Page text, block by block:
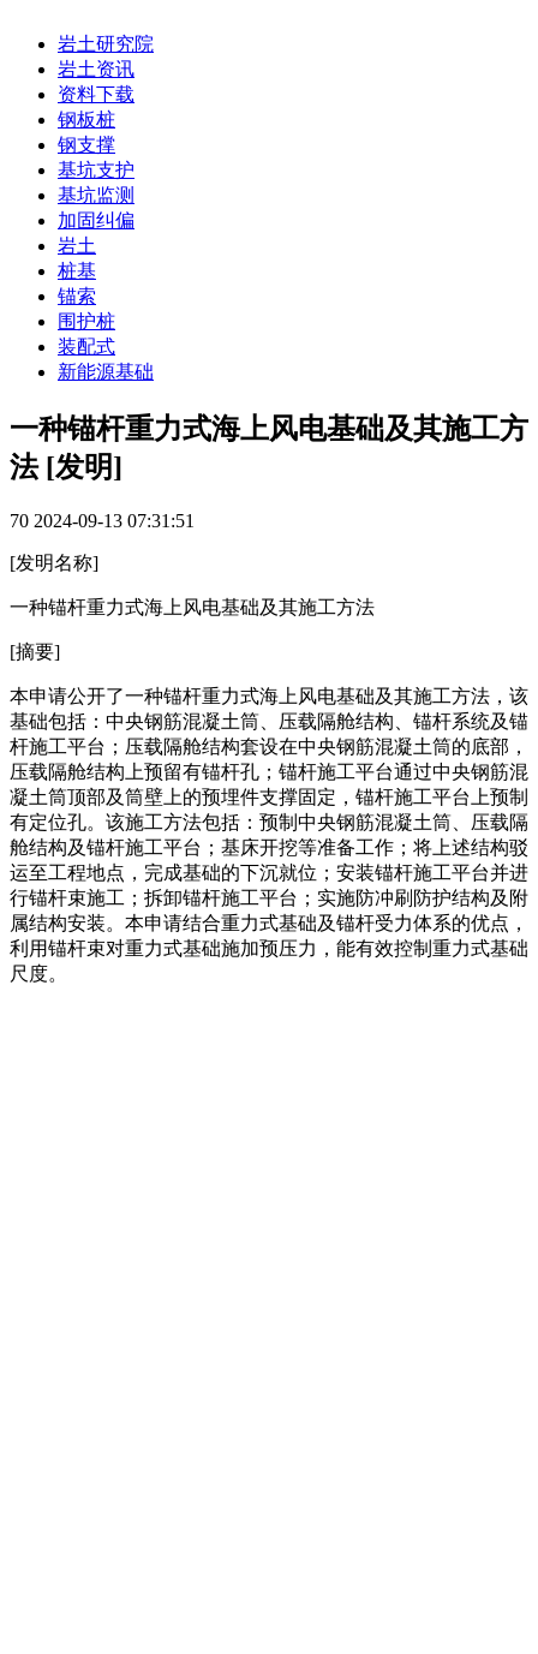
岩土研究院
岩土资讯
资料下载
钢板桩
钢支撑
基坑支护
基坑监测
加固纠偏
岩土
桩基
锚索
围护桩
装配式
新能源基础
一种锚杆重力式海上风电基础及其施工方
法 [发明]
70 2024-09-13 07:31:51
[发明名称]
一种锚杆重力式海上风电基础及其施工方法
[摘要]
本申请公开了一种锚杆重力式海上风电基础及其施工方法，该
基础包括：中央钢筋混凝土筒、压载隔舱结构、锚杆系统及锚
杆施工平台；压载隔舱结构套设在中央钢筋混凝土筒的底部，
压载隔舱结构上预留有锚杆孔；锚杆施工平台通过中央钢筋混
凝土筒顶部及筒壁上的预埋件支撑固定，锚杆施工平台上预制
有定位孔。该施工方法包括：预制中央钢筋混凝土筒、压载隔
舱结构及锚杆施工平台；基床开挖等准备工作；将上述结构驳
运至工程地点，完成基础的下沉就位；安装锚杆施工平台并进
行锚杆束施工；拆卸锚杆施工平台；实施防冲刷防护结构及附
属结构安装。本申请结合重力式基础及锚杆受力体系的优点，
利用锚杆束对重力式基础施加预压力，能有效控制重力式基础
尺度。